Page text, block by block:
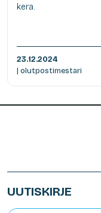
kera.
23.12.2024
| olutpostimestari
UUTISKIRJE